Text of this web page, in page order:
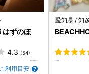
一方で、煮魚はとて
が妥当だと感じま
はずのほ
4.3 (54)
ご利用目安
愛知県 / 知